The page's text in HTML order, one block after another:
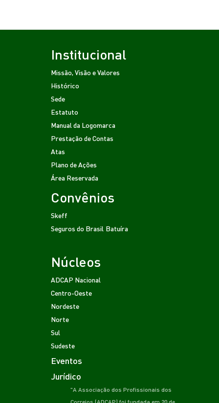
Institucional
Missão, Visão e Valores
Histórico
Sede
Estatuto
Manual da Logomarca
Prestação de Contas
Atas
Plano de Ações
Área Reservada
Convênios
Skeff
Seguros do Brasil Batuíra
Núcleos
ADCAP Nacional
Centro-Oeste
Nordeste
Norte
Sul
Sudeste
Eventos
Jurídico
"A Associação dos Profissionais dos